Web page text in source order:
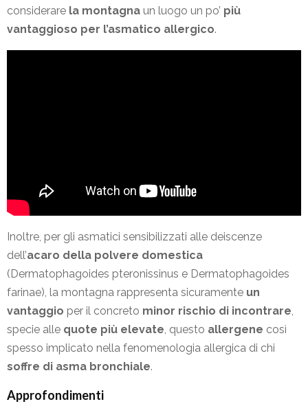
considerare la montagna un luogo un po’ più
vantaggioso per l’asmatico allergico.
Inoltre, per gli asmatici sensibilizzati alle deiscenze
dell’acaro della polvere domestica
(Dermatophagoides pteronissinus e Dermatophagoides
farinae), la montagna rappresenta sicuramente un
vantaggio per il concreto minor rischio di incontrare,
specie alle quote più elevate, questo allergene così
spesso implicato nella fenomenologia allergica di chi
soffre di asma bronchiale.
Approfondimenti